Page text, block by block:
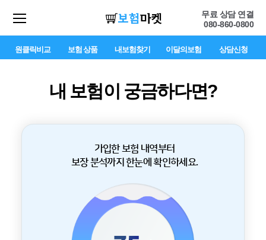
무료 상담 연결
080-860-0800
원클릭비교 보험 상품 내보험찾기 이달의보험 상담신청
내 보험이 궁금하다면?
가입한 보험 내역부터
보장 분석까지 한눈에 확인하세요.